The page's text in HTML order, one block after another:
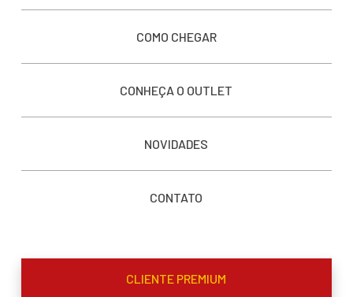
COMO CHEGAR
CONHEÇA O OUTLET
NOVIDADES
CONTATO
CLIENTE PREMIUM